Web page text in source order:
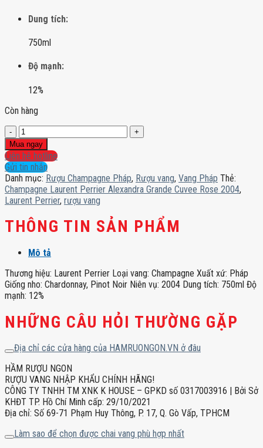
Dung tích:
750ml
Độ mạnh:
12%
Còn hàng
Champagne
Laurent
Perrier
Alexandra
Grande
Cuvee
Rose
2004
số
lượng
Mua ngay
Liên hệ hotline
Gửi tin nhắn
Danh mục: Rượu Champagne Pháp, Rượu vang, Vang Pháp Thẻ:
Champagne Laurent Perrier Alexandra Grande Cuvee Rose 2004,
Laurent Perrier, rượu vang
THÔNG TIN SẢN PHẨM
Mô tả
Thương hiệu: Laurent Perrier Loại vang: Champagne Xuất xứ: Pháp
Giống nho: Chardonnay, Pinot Noir Niên vụ: 2004 Dung tích: 750ml Độ
mạnh: 12%
NHỮNG CÂU HỎI THƯỜNG GẶP
Địa chỉ các cửa hàng của HAMRUONGON.VN ở đâu
HẦM RƯỢU NGON
RƯỢU VANG NHẬP KHẨU CHÍNH HÃNG!
CÔNG TY TNHH TM XNK K HOUSE – GPKD số 0317003916 | Bởi Sở
KHĐT TP. Hồ Chí Minh cấp: 29/10/2021
Địa chỉ: Số 69-71 Phạm Huy Thông, P. 17, Q. Gò Vấp, TPHCM
Làm sao để chọn được chai vang phù hợp nhất